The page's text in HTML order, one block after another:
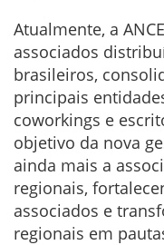
Atualmente, a
associados
brasileiros,
principais
coworkings e
objetivo da nova
ainda mais a
regionais,
associados e
regionais em